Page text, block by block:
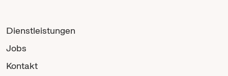
Dienstleistungen
Jobs
Kontakt